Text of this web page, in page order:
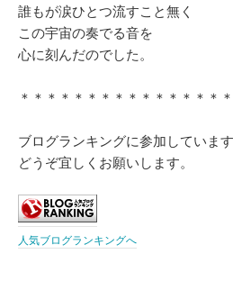
誰もが涙ひとつ流すこと無く
この宇宙の奏でる音を
心に刻んだのでした。
＊＊＊＊＊＊＊＊＊＊＊＊＊＊＊
ブログランキングに参加していま
どうぞ宜しくお願いします。
人気ブログランキングへ